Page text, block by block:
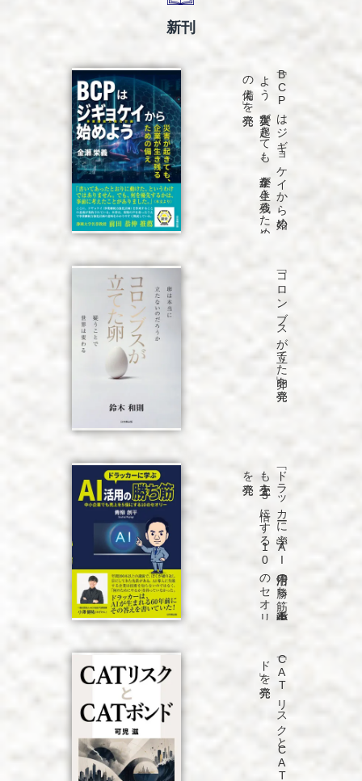
新刊
「B
C
P
は
ジ
ギ
ョ
ケ
イ
か
ら
始め
よ
う
災害が
起き
て
も
、
企業が
生き
残る
た
め
の
備え
」を
発売
「コロンブスが立てた卵」を発売
「ド
ラ
ッ
カ
ーに
学ぶ
A
I
活用の
勝ち
筋
中小企業で
も
売上を
5
倍に
す
る
1
0
の
セ
オ
リ
ー」
を
発売
「C
A
T
リ
ス
ク
と
C
A
T
ボ
ン
ド
」を
発売